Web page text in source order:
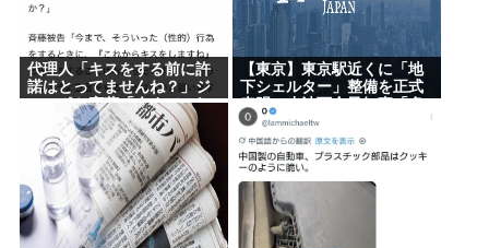
政府の支持率が落ちてきた時点でこの手のニュース
が出るのは予想できた」
倉持由香、息子の「自閉スペクトラム症」診断にシ
ョックで涙… 見逃していた乳幼児期のサインとは
脳の手術で正常な脳を摘出
エミンユルマズ「日銀は金利を2024年に2%にすべき
だった、2%で景気が悪くなるなら生産性が低い利益
が出せない企業、潰れろ
代理人「キスをする前に許
諾はとってませんね？」ジ
ャンポケ斎藤「今までこれ
からキスしますなんて宣言
することなかったので」
【東京】東京駅近くに「地
下シェルター」整備を正式
表明…小池百合子知事「多
くの方が滞在、施設整備の
効果高い」